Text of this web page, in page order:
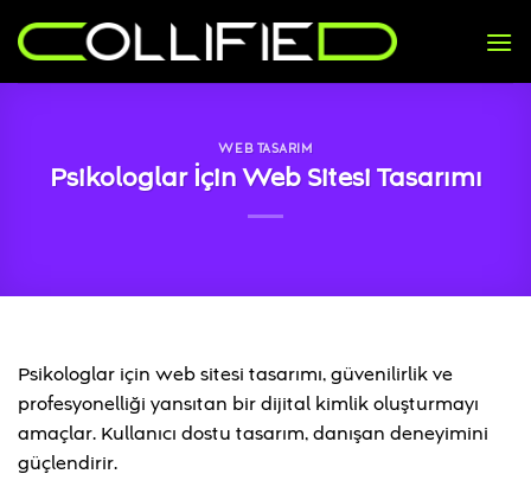
atla
WEB TASARIM
Psikologlar İçin Web Sitesi Tasarımı
Psikologlar için web sitesi tasarımı, güvenilirlik ve
profesyonelliği yansıtan bir dijital kimlik oluşturmayı
amaçlar. Kullanıcı dostu tasarım, danışan deneyimini
güçlendirir.